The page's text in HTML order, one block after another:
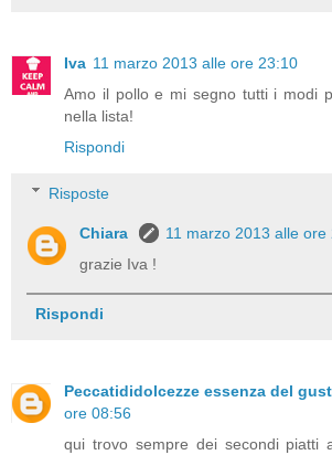
Iva 11 marzo 2013 alle ore 23:10
Amo il pollo e mi segno tutti i modi
nella lista!
Rispondi
Risposte
Chiara
11 marzo 2013 alle ore
grazie Iva !
Rispondi
Peccatididolcezze essenza del
ore 08:56
qui trovo sempre dei secondi piatti